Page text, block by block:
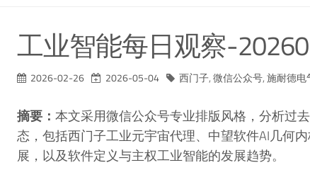
工业智能每日观察-
2026-02-26 2026-05-04 西门子,微信公众号,施耐德电
摘要： 本文采用微信公众号专业排版风格，分析过
态，包括西门子工业元宇宙代理、中望软件AI几何
展，以及软件定义与主权工业智能的发展趋势。